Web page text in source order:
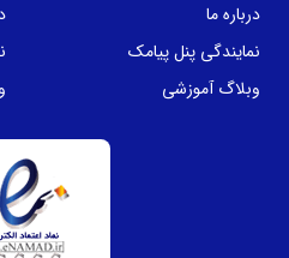
درباره ما
نمایندگی پنل پیامک
وبلاگ آموزشی